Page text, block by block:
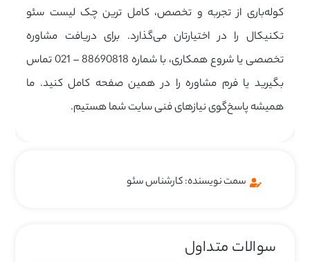
کوله‌باری از تجربه و تخصص، کامل ترین چک لیست سئو
تکنیکال را در اختیارتان می‌گذارد. برای دریافت مشاوره
تخصصی یا شروع همکاری، با شماره 88690818 – 021 تماس
بگیرید یا فرم مشاوره را در همین صفحه کامل کنید. ما
همیشه پاسخ‌گوی نیازهای فنی سایت شما هستیم.
سمت نویسنده: کارشناس سئو
سوالات متداول